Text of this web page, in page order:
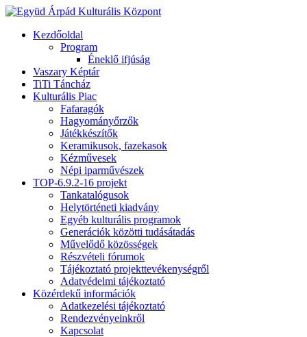
Kezdőoldal
Program
Éneklő ifjúság
Vaszary Képtár
TiTi Táncház
Kulturális Piac
Fafaragók
Hagyományőrzők
Játékkészítők
Keramikusok, fazekasok
Kézművesek
Népi iparművészek
TOP-6.9.2-16 projekt
Tankatalógusok
Helytörténeti kiadvány
Egyéb kulturális programok
Generációk közötti tudásátadás
Művelődő közösségek
Részvételi fórumok
Tájékoztató projekttevékenységről
Adatvédelmi tájékoztató
Közérdekű információk
Adatkezelési tájékoztató
Rendezvényeinkről
Kapcsolat